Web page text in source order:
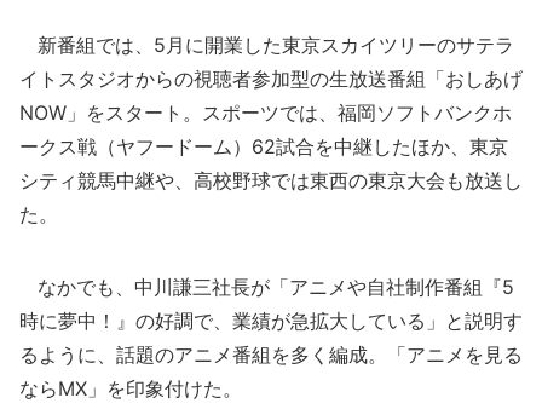
新番組では、5月に開業した東京スカイツリーのサテラ
イトスタジオからの視聴者参加型の生放送番組「おしあげ
NOW」をスタート。スポーツでは、福岡ソフトバンクホ
ークス戦（ヤフードーム）62試合を中継したほか、東京
シティ競馬中継や、高校野球では東西の東京大会も放送し
た。
なかでも、中川謙三社長が「アニメや自社制作番組『5
時に夢中！』の好調で、業績が急拡大している」と説明す
るように、話題のアニメ番組を多く編成。「アニメを見る
ならMX」を印象付けた。